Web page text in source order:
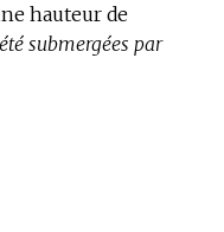
hauteur de
submergées par